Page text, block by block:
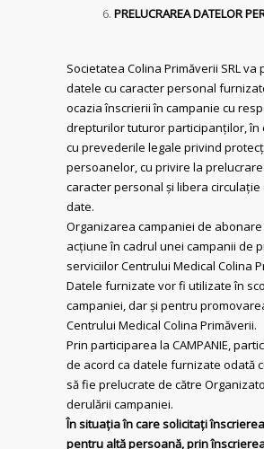
PRELUCRAREA DATELOR
Societatea Colina Primăverii SRL va
datele cu caracter personal
ocazia înscrierii în campanie cu
drepturilor tuturor participanților, în
cu prevederile legale privind
persoanelor, cu privire la
caracter personal și libera circulație
date.
Organizarea campaniei de
acțiune în cadrul unei campanii de
serviciilor Centrului Medical Colina
Datele furnizate vor fi utilizate în
campaniei, dar și pentru
Centrului Medical Colina Primăverii.
Prin participarea la CAMPANIE,
de acord ca datele furnizate odată
să fie prelucrate de către
derulării campaniei.
În situația în care solicitați
pentru altă persoană, prin